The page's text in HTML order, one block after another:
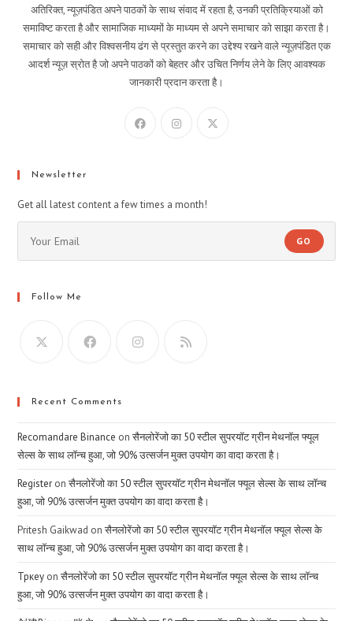
अतिरिक्त, न्यूज़पंडित अपने पाठकों के साथ संवाद में रहता है, उनकी प्रतिक्रियाओं को
समाविष्ट करता है और सामाजिक माध्यमों के माध्यम से अपने समाचार को साझा करता है।
समाचार को सही और विश्वसनीय ढंग से प्रस्तुत करने का उद्देश्य रखने वाले न्यूज़पंडित एक
आदर्श न्यूज़ स्रोत है जो अपने पाठकों को बेहतर और उचित निर्णय लेने के लिए आवश्यक
जानकारी प्रदान करता है।
Newsletter
Get all latest content a few times a month!
GO
Follow Me
Recent Comments
Recomandare Binance onसैनलोरेंजो का 50 स्टील सुपरयॉट ग्रीन मेथनॉल फ्यूल
सेल्स के साथ लॉन्च हुआ, जो 90% उत्सर्जन मुक्त उपयोग का वादा करता है।
Register onसैनलोरेंजो का 50 स्टील सुपरयॉट ग्रीन मेथनॉल फ्यूल सेल्स के साथ लॉन्च
हुआ, जो 90% उत्सर्जन मुक्त उपयोग का वादा करता है।
Pritesh Gaikwad onसैनलोरेंजो का 50 स्टील सुपरयॉट ग्रीन मेथनॉल फ्यूल सेल्स के
साथ लॉन्च हुआ, जो 90% उत्सर्जन मुक्त उपयोग का वादा करता है।
Тркеу onसैनलोरेंजो का 50 स्टील सुपरयॉट ग्रीन मेथनॉल फ्यूल सेल्स के साथ लॉन्च
हुआ, जो 90% उत्सर्जन मुक्त उपयोग का वादा करता है।